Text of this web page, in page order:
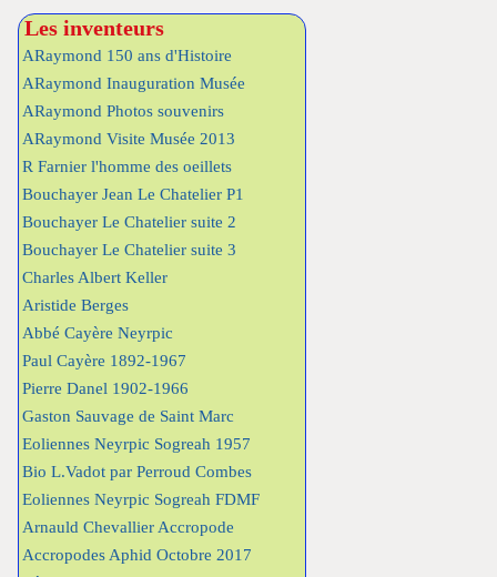
Les inventeurs
ARaymond 150 ans d'Histoire
ARaymond Inauguration Musée
ARaymond Photos souvenirs
ARaymond Visite Musée 2013
R Farnier l'homme des oeillets
Bouchayer Jean Le Chatelier P1
Bouchayer Le Chatelier suite 2
Bouchayer Le Chatelier suite 3
Charles Albert Keller
Aristide Berges
Abbé Cayère Neyrpic
Paul Cayère 1892-1967
Pierre Danel 1902-1966
Gaston Sauvage de Saint Marc
Eoliennes Neyrpic Sogreah 1957
Bio L.Vadot par Perroud Combes
Eoliennes Neyrpic Sogreah FDMF
Arnauld Chevallier Accropode
Accropodes Aphid Octobre 2017